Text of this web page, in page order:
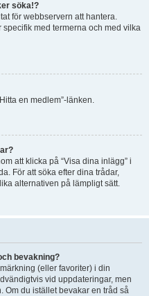
söka!?
för webbservern att hantera.
specifik med termerna och med vilka
en medlem”-länken.
att klicka på “Visa dina inlägg” i
För att söka efter dina trådar,
alternativen på lämpligt sätt.
bevakning?
(eller favoriter) i din
vid uppdateringar, men
Om du istället bevakar en tråd så